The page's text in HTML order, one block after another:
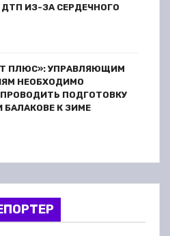
ИЗ-ЗА СЕРДЕЧНОГО
ПЛЮС»: УПРАВЛЯЮЩИМ
НЕОБХОДИМО
ПОДГОТОВКУ
БАЛАКОВЕ К ЗИМЕ